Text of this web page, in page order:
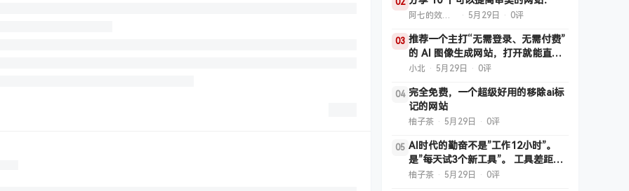
· 5月29日 · 0评
03 推荐一个主打“无需登录、无需付费”
的 AI 图像生成网站，打开就能直接
用。
小北 · 5月29日 · 0评
04 完全免费，一个超级好用的移除ai标
记的网站
柚子茶 · 5月29日 · 0评
05 AI时代的勤奋不是”工作12小时”。
是”每天试3个新工具”。 工具差距=
效率差距=收入差距。 不主动尝鲜的
柚子茶 · 5月29日 · 0评